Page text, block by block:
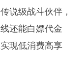
说级战斗伙伴，
还能白嫖代金
现低消费高享